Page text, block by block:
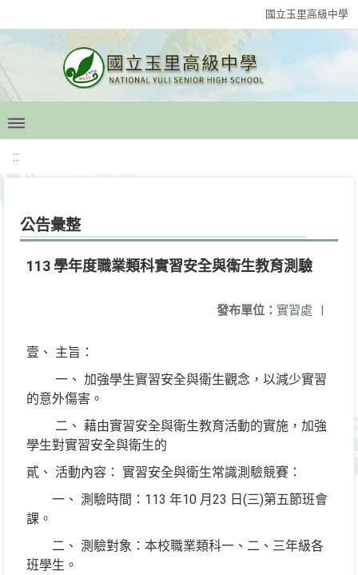
國立玉里高級中學
:::
公告彙整
113 學年度職業類科實習安全與衛生教育測驗
發布單位： 實習處 |
壹、 主旨：
一、 加強學生實習安全與衛生觀念，以減少實習
的意外傷害。
二、 藉由實習安全與衛生教育活動的實施，加強
學生對實習安全與衛生的
貳、 活動內容： 實習安全與衛生常識測驗競賽：
一、 測驗時間：113 年10 月23 日(三)第五節班會
課。
二、 測驗對象：本校職業類科一、二、三年級各
班學生。